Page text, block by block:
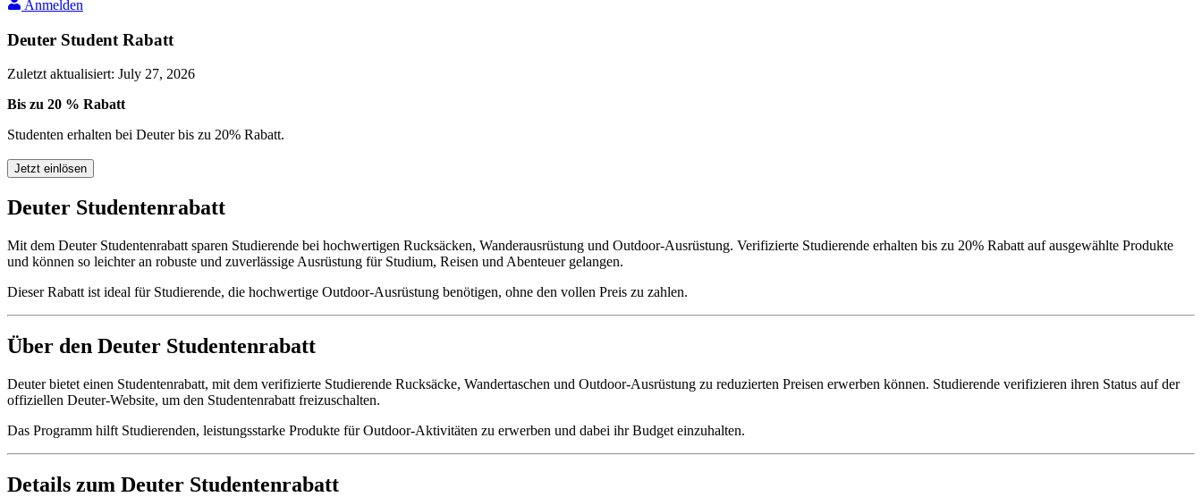
Anmelden
Deuter Student Rabatt
Zuletzt aktualisiert: July 27, 2026
Bis zu 20 % Rabatt
Studenten erhalten bei Deuter bis zu 20% Rabatt.
Jetzt einlösen
Deuter Studentenrabatt
Mit dem Deuter Studentenrabatt sparen Studierende bei hochwertigen Rucksäcken, Wanderausrüstung und Outdoor-Ausrüstung. Verifizierte Studierende erhalten bis zu 20% Rabatt auf ausgewählte Produkte
und können so leichter an robuste und zuverlässige Ausrüstung für Studium, Reisen und Abenteuer gelangen.
Dieser Rabatt ist ideal für Studierende, die hochwertige Outdoor-Ausrüstung benötigen, ohne den vollen Preis zu zahlen.
Über den Deuter Studentenrabatt
Deuter bietet einen Studentenrabatt, mit dem verifizierte Studierende Rucksäcke, Wandertaschen und Outdoor-Ausrüstung zu reduzierten Preisen erwerben können. Studierende verifizieren ihren Status auf der
offiziellen Deuter-Website, um den Studentenrabatt freizuschalten.
Das Programm hilft Studierenden, leistungsstarke Produkte für Outdoor-Aktivitäten zu erwerben und dabei ihr Budget einzuhalten.
Details zum Deuter Studentenrabatt